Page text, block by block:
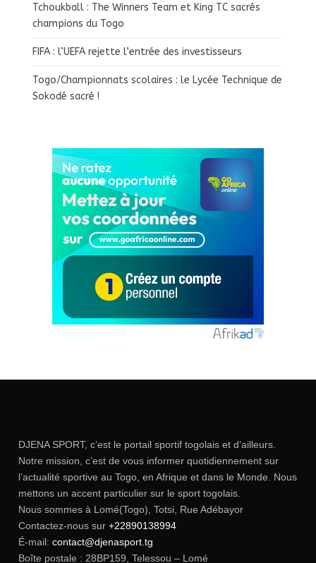
Tchoukball : The Winners Team et King TC sacrés
champions du Togo
FIFA : l’UEFA rejette l’entrée des investisseurs
Togo/Championnats scolaires : le Lycée Technique de
Sokodé sacré !
DJENA SPORT, c’est le portail sportif togolais et d’ailleurs.
Notre mission, c’est de vous informer quotidiennement sur
l’actualité sportive au Togo, en Afrique et dans le Monde. Nous
mettons un accent particulier sur le sport togolais.
Nous sommes à Lomé(Togo), Totsi, Rue Adébayor
Contactez-nous sur +22890138994
É-mail: contact@djenasport.tg
Boîte postale : 28BP159, Telessou – Lomé